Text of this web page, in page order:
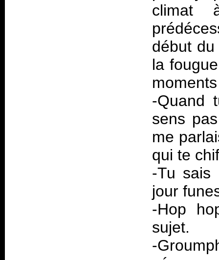
début
la
-Quand
sens
me
qui te
-Tu sais
jour
-Hop
sujet.
-